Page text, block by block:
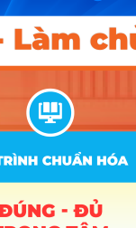
14
15 Thú y
hành